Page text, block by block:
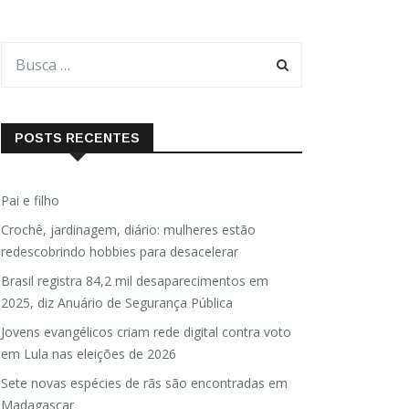
POSTS RECENTES
Pai e filho
Crochê, jardinagem, diário: mulheres estão
redescobrindo hobbies para desacelerar
Brasil registra 84,2 mil desaparecimentos em
2025, diz Anuário de Segurança Pública
Jovens evangélicos criam rede digital contra voto
em Lula nas eleições de 2026
Sete novas espécies de rãs são encontradas em
Madagascar